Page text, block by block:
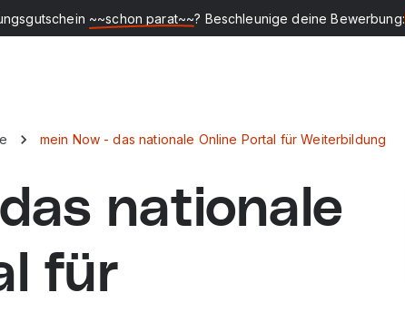
~~schon parat~~? Beschleunige deine Bewerbung:
mein Now - das nationale Online Portal für Weiterbildung
nationale
für